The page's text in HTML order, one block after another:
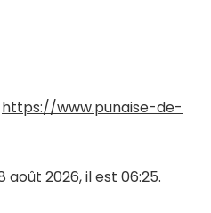
https://www.punaise-de-
août 2026, il est 06:25.